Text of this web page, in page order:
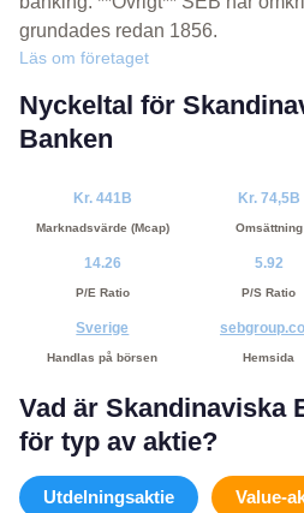
grundades redan 1856.
Läs om företaget
Nyckeltal för
Banken
Kr. 441B
Marknadsvärde (Mcap)
Kr. 74,5B
Omsättning
14.26
P/E Ratio
5.92
P/S Ratio
Sverige
Handlas på börsen Hemsida
Vad är Skandinaviska
för typ av aktie?
Utdelningsaktie Value-